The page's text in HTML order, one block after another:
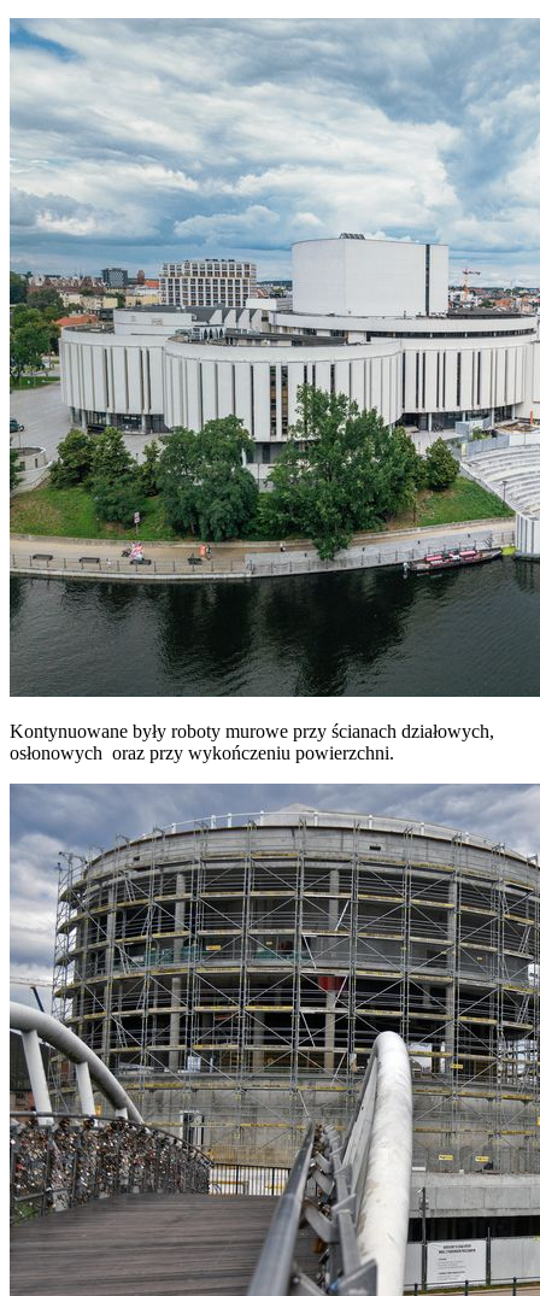
Kontynuowane były roboty murowe przy ścianach działowych,
osłonowych oraz przy wykończeniu powierzchni.